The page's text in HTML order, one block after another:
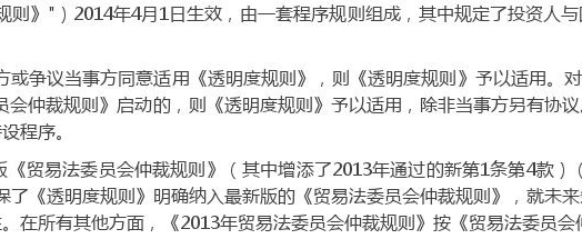
》"）2014年4月1日生效，由一套程序规则组成，其中规定了投资人
争议当事方同意适用《透明度规则》，则《透明度规则》予以适用。
仲裁规则》启动的，则《透明度规则》予以适用，除非当事方另有协
程序。
贸易法委员会仲裁规则》（其中增添了2013年通过的新第1条第4款
《透明度规则》明确纳入最新版的《贸易法委员会仲裁规则》，就未
在所有其他方面，《2013年贸易法委员会仲裁规则》按《贸易法委员